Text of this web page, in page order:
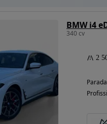
BMW i4
340 cv
2